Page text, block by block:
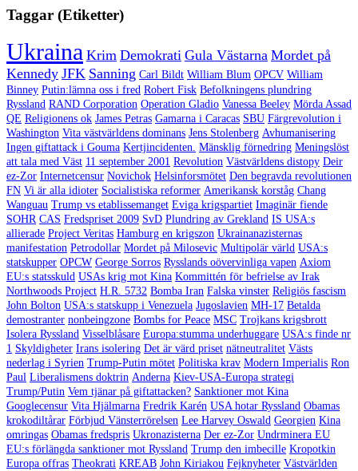
Taggar (Etiketter)
Ukraina Krim Demokrati Gula Västarna Mordet på
Kennedy JFK Sanning Carl Bildt William Blum OPCV William
Binney Putin:lämna oss i fred Robert Fisk Befolkningens plundring
Ryssland RAND Corporation Operation Gladio Vanessa Beeley Mörda Assad
QE Religionens ok James Petras Gamarna i Caracas SBU Färgrevolution i
Washington Vita västvärldens dominans Jens Stolenberg Avhumanisering
Ingen giftattack i Gouma Kertjincidenten. Mänsklig förnedring Meningslöst
att tala med Väst 11 september 2001 Revolution Västvärldens distopy Deir
ez-Zor Internetcensur Novichok Helsinforsmötet Den begravda revolutionen
FN Vi är alla idioter Socialistiska reformer Amerikansk korståg Chang
Wanguau Trump vs etablissemanget Eviga krigspartiet Imaginär fiende
SOHR CAS Fredspriset 2009 SvD Plundring av Grekland IS USA:s
allierade Project Veritas Hamburg en krigszon Ukrainanazisternas
manifestation Petrodollar Mordet på Milosevic Multipolär värld USA:s
statskupper OPCW George Sorros Rysslands oövervinliga vapen Axiom
EU:s statsskuld USAs krig mot Kina Kommittén för befrielse av Irak
Northwoods Project H.R. 5732 Bomba Iran Falska vinster Religiös fascism
John Bolton USA:s statskupp i Venezuela Jugoslavien MH-17 Betalda
demostranter nonbeingzone Bombs for Peace MSC Trojkans krigsbrott
Isolera Ryssland Visselblåsare Europa:stumma underhuggare USA:s finde nr
1 Skyldigheter Irans isolering Det är värd priset nätneutralitet Västs
nederlag i Syrien Trump-Putin mötet Politiska krav Modern Imperialis Ron
Paul Liberalismens doktrin Anderna Kiev-USA-Europa strategi
Trump/Putin Vem tjänar på giftattacken? Sanktioner mot Kina
Googlecensur Vita Hjälmarna Fredrik Karén USA hotar Ryssland Obamas
krokodiltårar Förbjud Vänsterrörelsen Lee Harvey Oswald Georgien Kina
omringas Obamas fredspris Ukronazisterna Der ez-Zor Undrminera EU
EU:s förlängda sanktioner mot Ryssland Trump den imbecille Kropotkin
Europa offras Theokrati KREAB John Kiriakou Fejknyheter Västvärlden